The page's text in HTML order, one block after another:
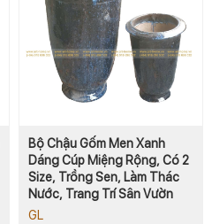
Bộ Chậu Gốm Men Xanh
Dáng Cúp Miệng Rộng, Có 2
Size, Trồng Sen, Làm Thác
Nước, Trang Trí Sân Vườn
GL